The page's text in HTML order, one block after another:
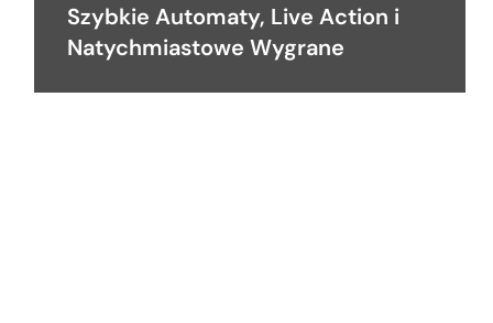
Szybkie Automaty, Live Action i
Natychmiastowe Wygrane